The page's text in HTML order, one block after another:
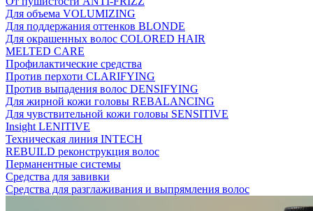
Для объема VOLUMIZING
Для поддержания оттенков BLONDE
Для окрашенных волос COLORED HAIR
MELTED CARE
Профилактические средства
Против перхоти CLARIFYING
Против выпадения волос DENSIFYING
Для жирной кожи головы REBALANCING
Для чувствительной кожи головы SENSITIVE
Insight LENITIVE
Техническая линия INTECH
REBUILD реконструкция волос
Перманентные системы
Средства для завивки
Средства для разглаживания и выпрямления волос